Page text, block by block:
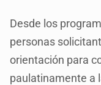
Desde los
personas
orientación para
paulatinamente a